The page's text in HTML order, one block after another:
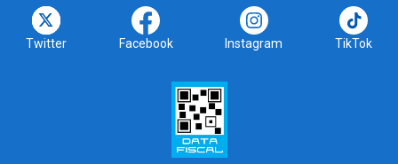
Twitter Facebook Instagram TikTok